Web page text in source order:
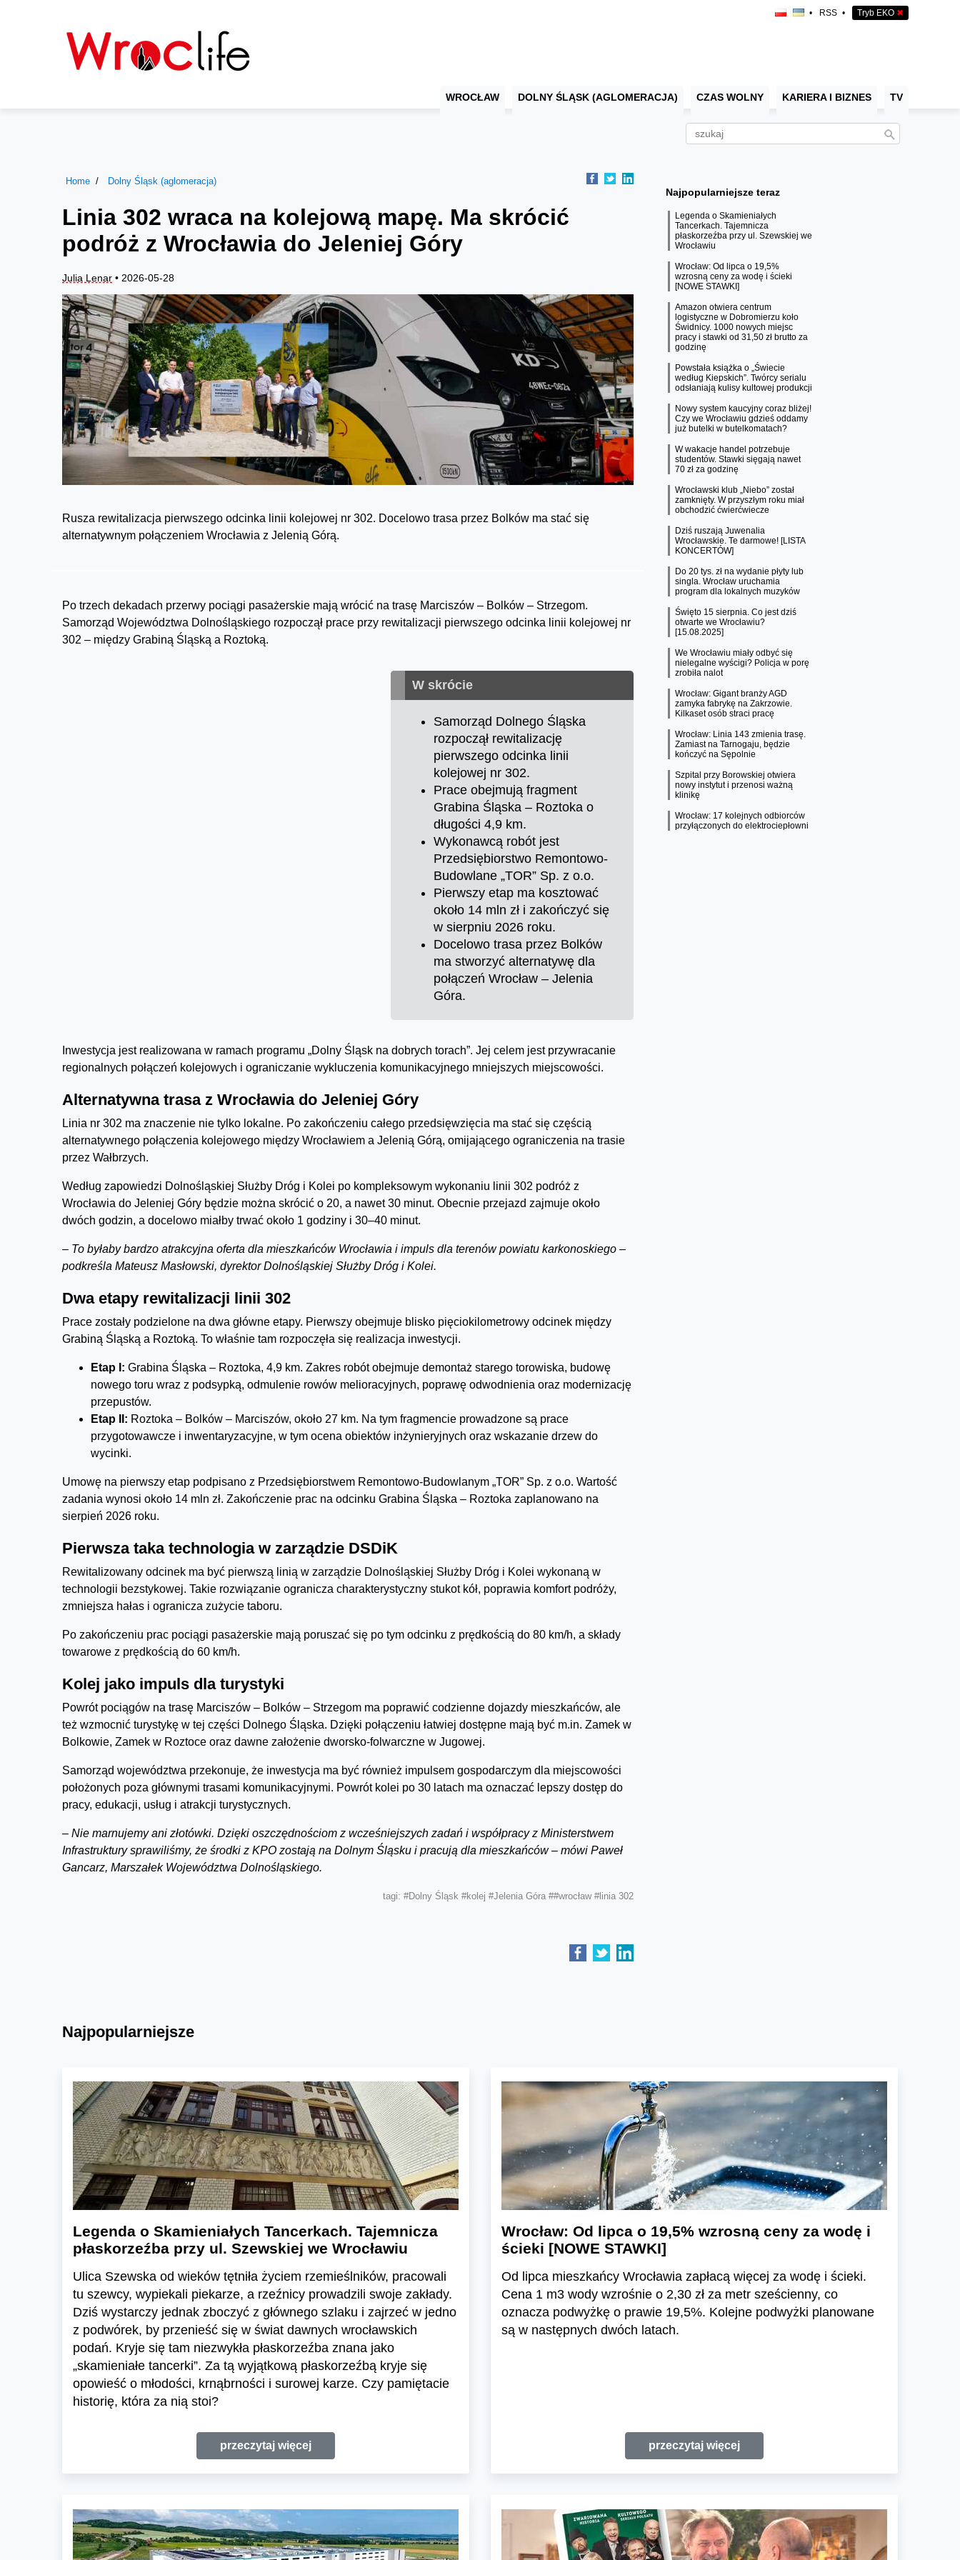
• RSS • Tryb EKO ✖
WROCŁAW DOLNY ŚLĄSK (AGLOMERACJA) CZAS WOLNY KARIERA I BIZNES TV
Home Dolny Śląsk (aglomeracja)
Linia 302 wraca na kolejową mapę. Ma skrócić
podróż z Wrocławia do Jeleniej Góry
Julia Lenar • 2026-05-28
Rusza rewitalizacja pierwszego odcinka linii kolejowej nr 302. Docelowo trasa przez Bolków ma stać się
alternatywnym połączeniem Wrocławia z Jelenią Górą.
Po trzech dekadach przerwy pociągi pasażerskie mają wrócić na trasę Marciszów – Bolków – Strzegom.
Samorząd Województwa Dolnośląskiego rozpoczął prace przy rewitalizacji pierwszego odcinka linii kolejowej nr
302 – między Grabiną Śląską a Roztoką.
W skrócie
Samorząd Dolnego Śląska
rozpoczął rewitalizację
pierwszego odcinka linii
kolejowej nr 302.
Prace obejmują fragment
Grabina Śląska – Roztoka o
długości 4,9 km.
Wykonawcą robót jest
Przedsiębiorstwo Remontowo-
Budowlane „TOR” Sp. z o.o.
Pierwszy etap ma kosztować
około 14 mln zł i zakończyć się
w sierpniu 2026 roku.
Docelowo trasa przez Bolków
ma stworzyć alternatywę dla
połączeń Wrocław – Jelenia
Góra.
Inwestycja jest realizowana w ramach programu „Dolny Śląsk na dobrych torach”. Jej celem jest przywracanie
regionalnych połączeń kolejowych i ograniczanie wykluczenia komunikacyjnego mniejszych miejscowości.
Alternatywna trasa z Wrocławia do Jeleniej Góry
Linia nr 302 ma znaczenie nie tylko lokalne. Po zakończeniu całego przedsięwzięcia ma stać się częścią
alternatywnego połączenia kolejowego między Wrocławiem a Jelenią Górą, omijającego ograniczenia na trasie
przez Wałbrzych.
Według zapowiedzi Dolnośląskiej Służby Dróg i Kolei po kompleksowym wykonaniu linii 302 podróż z
Wrocławia do Jeleniej Góry będzie można skrócić o 20, a nawet 30 minut. Obecnie przejazd zajmuje około
dwóch godzin, a docelowo miałby trwać około 1 godziny i 30–40 minut.
– To byłaby bardzo atrakcyjna oferta dla mieszkańców Wrocławia i impuls dla terenów powiatu karkonoskiego –
podkreśla Mateusz Masłowski, dyrektor Dolnośląskiej Służby Dróg i Kolei.
Dwa etapy rewitalizacji linii 302
Prace zostały podzielone na dwa główne etapy. Pierwszy obejmuje blisko pięciokilometrowy odcinek między
Grabiną Śląską a Roztoką. To właśnie tam rozpoczęła się realizacja inwestycji.
Etap I: Grabina Śląska – Roztoka, 4,9 km. Zakres robót obejmuje demontaż starego torowiska, budowę
nowego toru wraz z podsypką, odmulenie rowów melioracyjnych, poprawę odwodnienia oraz modernizację
przepustów.
Etap II: Roztoka – Bolków – Marciszów, około 27 km. Na tym fragmencie prowadzone są prace
przygotowawcze i inwentaryzacyjne, w tym ocena obiektów inżynieryjnych oraz wskazanie drzew do
wycinki.
Umowę na pierwszy etap podpisano z Przedsiębiorstwem Remontowo-Budowlanym „TOR” Sp. z o.o. Wartość
zadania wynosi około 14 mln zł. Zakończenie prac na odcinku Grabina Śląska – Roztoka zaplanowano na
sierpień 2026 roku.
Pierwsza taka technologia w zarządzie DSDiK
Rewitalizowany odcinek ma być pierwszą linią w zarządzie Dolnośląskiej Służby Dróg i Kolei wykonaną w
technologii bezstykowej. Takie rozwiązanie ogranicza charakterystyczny stukot kół, poprawia komfort podróży,
zmniejsza hałas i ogranicza zużycie taboru.
Po zakończeniu prac pociągi pasażerskie mają poruszać się po tym odcinku z prędkością do 80 km/h, a składy
towarowe z prędkością do 60 km/h.
Kolej jako impuls dla turystyki
Powrót pociągów na trasę Marciszów – Bolków – Strzegom ma poprawić codzienne dojazdy mieszkańców, ale
też wzmocnić turystykę w tej części Dolnego Śląska. Dzięki połączeniu łatwiej dostępne mają być m.in. Zamek w
Bolkowie, Zamek w Roztoce oraz dawne założenie dworsko-folwarczne w Jugowej.
Samorząd województwa przekonuje, że inwestycja ma być również impulsem gospodarczym dla miejscowości
położonych poza głównymi trasami komunikacyjnymi. Powrót kolei po 30 latach ma oznaczać lepszy dostęp do
pracy, edukacji, usług i atrakcji turystycznych.
– Nie marnujemy ani złotówki. Dzięki oszczędnościom z wcześniejszych zadań i współpracy z Ministerstwem
Infrastruktury sprawiliśmy, że środki z KPO zostają na Dolnym Śląsku i pracują dla mieszkańców – mówi Paweł
Gancarz, Marszałek Województwa Dolnośląskiego.
tagi: #Dolny Śląsk #kolej #Jelenia Góra ##wrocław #linia 302
Najpopularniejsze teraz
Legenda o Skamieniałych
Tancerkach. Tajemnicza
płaskorzeźba przy ul. Szewskiej we
Wrocławiu
Wrocław: Od lipca o 19,5%
wzrosną ceny za wodę i ścieki
[NOWE STAWKI]
Amazon otwiera centrum
logistyczne w Dobromierzu koło
Świdnicy. 1000 nowych miejsc
pracy i stawki od 31,50 zł brutto za
godzinę
Powstała książka o „Świecie
według Kiepskich”. Twórcy serialu
odsłaniają kulisy kultowej produkcji
Nowy system kaucyjny coraz bliżej!
Czy we Wrocławiu gdzieś oddamy
już butelki w butelkomatach?
W wakacje handel potrzebuje
studentów. Stawki sięgają nawet
70 zł za godzinę
Wrocławski klub „Niebo” został
zamknięty. W przyszłym roku miał
obchodzić ćwierćwiecze
Dziś ruszają Juwenalia
Wrocławskie. Te darmowe! [LISTA
KONCERTÓW]
Do 20 tys. zł na wydanie płyty lub
singla. Wrocław uruchamia
program dla lokalnych muzyków
Święto 15 sierpnia. Co jest dziś
otwarte we Wrocławiu?
[15.08.2025]
We Wrocławiu miały odbyć się
nielegalne wyścigi? Policja w porę
zrobiła nalot
Wrocław: Gigant branży AGD
zamyka fabrykę na Zakrzowie.
Kilkaset osób straci pracę
Wrocław: Linia 143 zmienia trasę.
Zamiast na Tarnogaju, będzie
kończyć na Sępolnie
Szpital przy Borowskiej otwiera
nowy instytut i przenosi ważną
klinikę
Wrocław: 17 kolejnych odbiorców
przyłączonych do elektrociepłowni
Najpopularniejsze
Legenda o Skamieniałych Tancerkach. Tajemnicza
płaskorzeźba przy ul. Szewskiej we Wrocławiu
Ulica Szewska od wieków tętniła życiem rzemieślników, pracowali
tu szewcy, wypiekali piekarze, a rzeźnicy prowadzili swoje zakłady.
Dziś wystarczy jednak zboczyć z głównego szlaku i zajrzeć w jedno
z podwórek, by przenieść się w świat dawnych wrocławskich
podań. Kryje się tam niezwykła płaskorzeźba znana jako
„skamieniałe tancerki”. Za tą wyjątkową płaskorzeźbą kryje się
opowieść o młodości, krnąbrności i surowej karze. Czy pamiętacie
historię, która za nią stoi?
przeczytaj więcej
Wrocław: Od lipca o 19,5% wzrosną ceny za wodę i
ścieki [NOWE STAWKI]
Od lipca mieszkańcy Wrocławia zapłacą więcej za wodę i ścieki.
Cena 1 m3 wody wzrośnie o 2,30 zł za metr sześcienny, co
oznacza podwyżkę o prawie 19,5%. Kolejne podwyżki planowane
są w następnych dwóch latach.
przeczytaj więcej